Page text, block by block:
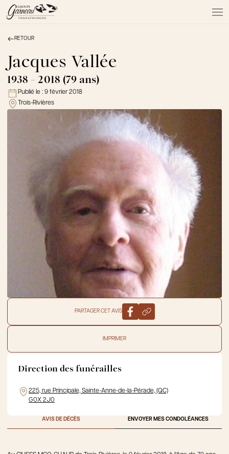
À PROPOS
NOS SERVICES
NOS PRODUITS
NOTRE ÉQUIPE
NOS SALONS
AVIS DE DÉCÈS
Liens utiles
RETOUR
Jacques Vallée
1938 - 2018 (79 ans)
Publié le : 9 février 2018
Trois-Rivières
PARTAGER CET AVIS
IMPRIMER
Direction des funérailles
225, rue Principale, Sainte-Anne-de-la-Pérade, (QC)
G0X 2J0
AVIS DE DÉCÈS ENVOYER MES CONDOLÉANCES